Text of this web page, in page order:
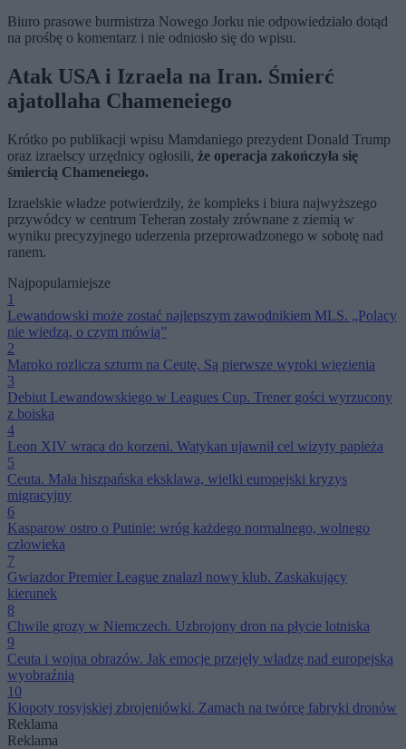
Biuro prasowe burmistrza Nowego Jorku nie odpowiedziało dotąd
na prośbę o komentarz i nie odniosło się do wpisu.
Atak USA i Izraela na Iran. Śmierć
ajatollaha Chameneiego
Krótko po publikacji wpisu Mamdaniego prezydent Donald Trump
oraz izraelscy urzędnicy ogłosili, że operacja zakończyła się
śmiercią Chameneiego.
Izraelskie władze potwierdziły, że kompleks i biura najwyższego
przywódcy w centrum Teheran zostały zrównane z ziemią w
wyniku precyzyjnego uderzenia przeprowadzonego w sobotę nad
ranem.
Najpopularniejsze
1
Lewandowski może zostać najlepszym zawodnikiem MLS. „Polacy
nie wiedzą, o czym mówią”
2
Maroko rozlicza szturm na Ceutę. Są pierwsze wyroki więzienia
3
Debiut Lewandowskiego w Leagues Cup. Trener gości wyrzucony
z boiska
4
Leon XIV wraca do korzeni. Watykan ujawnił cel wizyty papieża
5
Ceuta. Mała hiszpańska eksklawa, wielki europejski kryzys
migracyjny
6
Kasparow ostro o Putinie: wróg każdego normalnego, wolnego
człowieka
7
Gwiazdor Premier League znalazł nowy klub. Zaskakujący
kierunek
8
Chwile grozy w Niemczech. Uzbrojony dron na płycie lotniska
9
Ceuta i wojna obrazów. Jak emocje przejęły władzę nad europejską
wyobraźnią
10
Kłopoty rosyjskiej zbrojeniówki. Zamach na twórcę fabryki dronów
Reklama
Reklama